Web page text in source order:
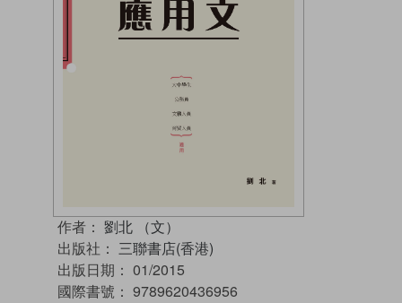
作者： 劉北 （文）
出版社： 三聯書店(香港)
出版日期： 01/2015
國際書號： 9789620436956